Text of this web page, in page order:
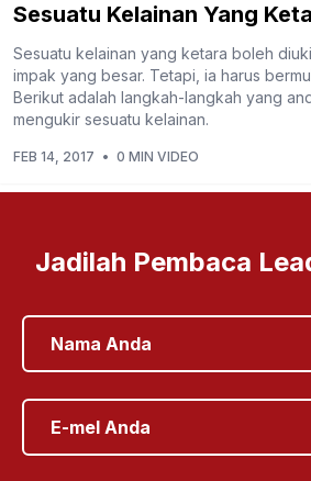
Sesuatu Kelainan Yang
Sesuatu kelainan yang ketara boleh
impak yang besar. Tetapi, ia harus
Berikut adalah langkah-langkah yang
mengukir sesuatu kelainan.
FEB 14, 2017 • 0 MIN VIDEO
Jadilah Pembaca